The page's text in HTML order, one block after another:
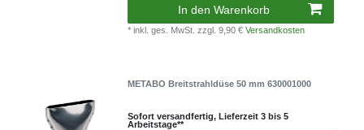
In den Warenkorb
* inkl. ges. MwSt.zzgl. 9,90 €Versandkosten
METABO Breitstrahldüse 50 mm 630001000
Sofort versandfertig, Lieferzeit 3 bis 5
Arbeitstage**